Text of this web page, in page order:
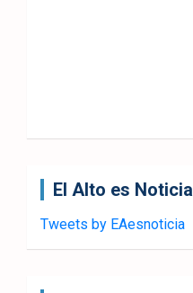
El Alto es Noticia
Tweets by EAesnoticia